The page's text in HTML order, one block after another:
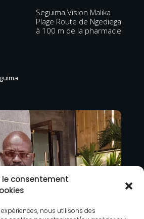
le consentement
nous utilisons des
Seguima Vision Malika
Plage Route de Ngediega
à 100 m de la pharmacie